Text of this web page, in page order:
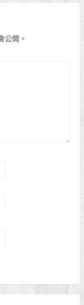
公開。